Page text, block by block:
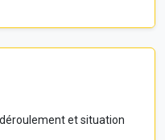
et situation